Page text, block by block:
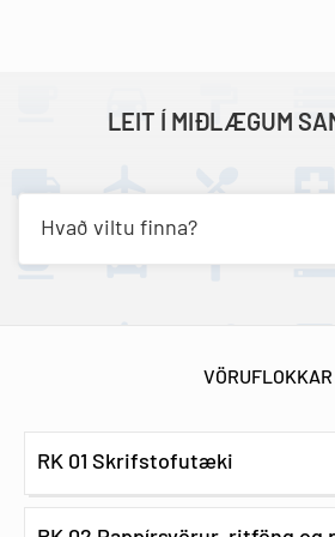
LEIT Í MIÐLÆGUM
Hvað viltu finna?
VÖRUFLOKKAR
RK 01 Skrifstofutæki